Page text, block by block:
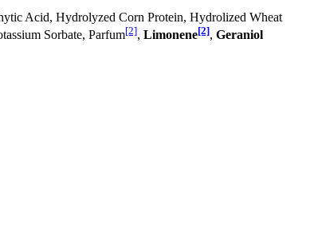
Acid, Hydrolyzed Corn Protein, Hydrolized Wheat
Sorbate, Parfum[2], Limonene[2], Geraniol